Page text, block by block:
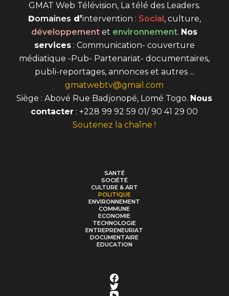
GMAT Web Télévision, La télé des Leaders.
Domaines d’intervention : Social, culture,
développement et environnement. Nos
services: Communication- couverture
médiatique -Pub- Partenariat- documentaires,
publi-reportages, annonces et autres ...
gmatwebtv@gmail.com
Siège : Abové Rue Badjonopé, Lomé Togo. Nous
contacter : +228 99 92 59 01/ 90 41 29 00
Soutenez la chaîne !
SANTÉ
SOCIÉTÉ
CULTURE & ART
POLITIQUE
ENVIRONNEMENT
COMMUNE
ECONOMIE
TECHNOLOGIE
ENTREPRENEURIAT
DOCUMENTAIRE
EDUCATION